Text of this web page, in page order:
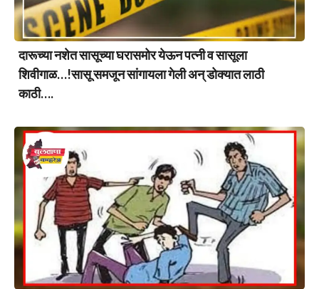
दारूच्या नशेत सासूच्या घरासमोर येऊन पत्नी व सासूला
शिवीगाळ…!सासू समजून सांगायला गेली अन् डोक्यात लाठी
काठी….